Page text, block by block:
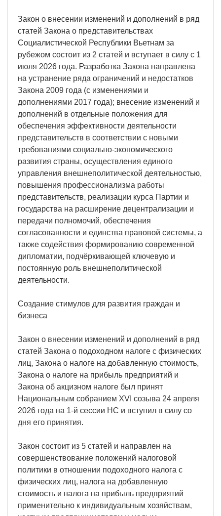
Закон о внесении изменений и дополнений в ряд
статей Закона о представительствах
Социалистической Республики Вьетнам за
рубежом состоит из 2 статей и вступает в силу с 1
июля 2026 года. Разработка Закона направлена
на устранение ряда ограничений и недостатков
Закона 2009 года (с изменениями и
дополнениями 2017 года); внесение изменений и
дополнений в отдельные положения для
обеспечения эффективности деятельности
представительств в соответствии с новыми
требованиями социально-экономического
развития страны, осуществления единого
управления внешнеполитической деятельностью,
повышения профессионализма работы
представительств, реализации курса Партии и
государства на расширение децентрализации и
передачи полномочий, обеспечения
согласованности и единства правовой системы, а
также содействия формированию современной
дипломатии, подчёркивающей ключевую и
постоянную роль внешнеполитической
деятельности.
Создание стимулов для развития граждан и
бизнеса
Закон о внесении изменений и дополнений в ряд
статей Закона о подоходном налоге с физических
лиц, Закона о налоге на добавленную стоимость,
Закона о налоге на прибыль предприятий и
Закона об акцизном налоге был принят
Национальным собранием XVI созыва 24 апреля
2026 года на 1-й сессии НС и вступил в силу со
дня его принятия.
Закон состоит из 5 статей и направлен на
совершенствование положений налоговой
политики в отношении подоходного налога с
физических лиц, налога на добавленную
стоимость и налога на прибыль предприятий
применительно к индивидуальным хозяйствам,